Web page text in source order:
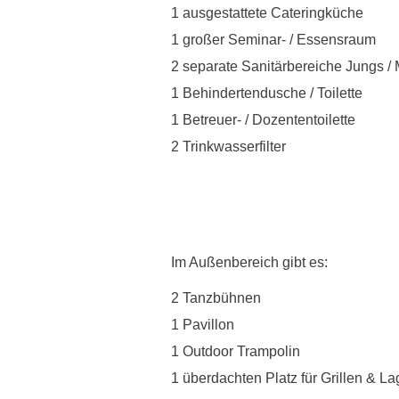
1 ausgestattete Cateringküche
1 großer Seminar- / Essensraum
2 separate Sanitärbereiche Jungs /
1 Behindertendusche / Toilette
1 Betreuer- / Dozententoilette
2 Trinkwasserfilter
Im Außenbereich gibt es:
2 Tanzbühnen
1 Pavillon
1 Outdoor Trampolin
1 überdachten Platz für Grillen &